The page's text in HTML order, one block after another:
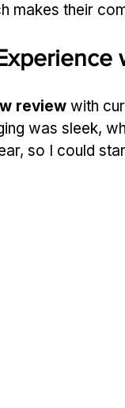
makes their
review with
was sleek,
so I could